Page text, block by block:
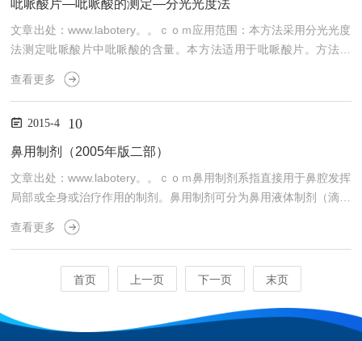
吡哌酸片—吡哌酸的测定—分光光度法
文章出处：www.labotery。。ｃｏｍ应用范围：本方法采用分光光度
法测定吡哌酸片中吡哌酸的含量。本方法适用于吡哌酸片。方法原
理：供试品经研细后，加0.04%*溶液制成供试液，置紫外可见分光
光度计，于273nm波长处测定吸收度，计算出其含量。试剂：0.04%
备取供试品20片，精密称定，研细，精密称取适量（约相当于吡哌
酸0.1g），置500mL量瓶中，加0.04%*溶液适量，振摇使吡哌酸溶
查看更多
2015-4 10
鼻用制剂（2005年版二部）
文章出处：www.labotery。。ｃｏｍ鼻用制剂系指直接用于鼻腔发挥
局部或全身或治疗作用的制剂。鼻用制剂可分为鼻用液体制剂（滴鼻
剂、洗鼻剂、鼻用喷雾剂）、鼻用半固体制剂（鼻用软膏剂、鼻用乳
膏剂、鼻用凝胶剂）、鼻用固体制剂（鼻用软膏剂、鼻用粉雾剂和鼻
悬液。滴鼻剂系指由药物与适宜辅料制成的澄明溶液、混悬液或乳状
液，供滴入鼻腔用的鼻用液体制剂，也可将药物以粉末、颗粒、块状
或片状形式包装，另备溶剂，在临用前配成澄明溶液或...
查看更多
首页 上一页 下一页 末页